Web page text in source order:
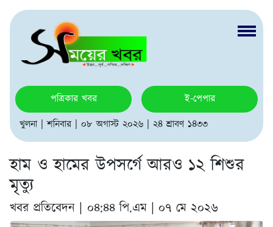
পত্রিকার খবর
ই-পেপার
খুলনা | শনিবার | ০৮ অগাস্ট ২০২৬ | ২৪ শ্রাবণ ১৪৩৩
হাম ও হামের উপসর্গে আরও ১২ শিশুর
মৃত্যু
খবর প্রতিবেদন | ০৪:৪৪ পি.এম | ০৭ মে ২০২৬